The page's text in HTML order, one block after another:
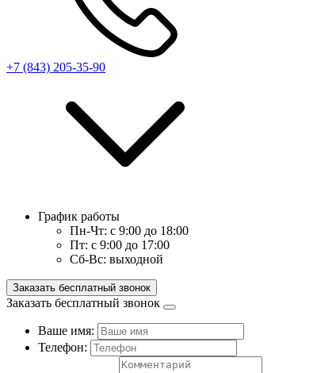
+7 (843) 205-35-90
График работы
Пн-Чт: с 9:00 до 18:00
Пт: с 9:00 до 17:00
Сб-Вс: выходной
Заказать бесплатный звонок
Заказать бесплатный звонок
Ваше имя:
Телефон: